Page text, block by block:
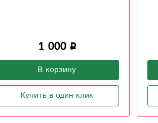
1 000
В корзину
Купить в один клик